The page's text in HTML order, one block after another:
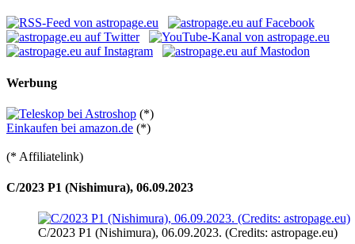
Werbung
(*)
Einkaufen bei amazon.de (*)
(* Affiliatelink)
C/2023 P1 (Nishimura), 06.09.2023
C/2023 P1 (Nishimura), 06.09.2023. (Credits: astropage.eu)